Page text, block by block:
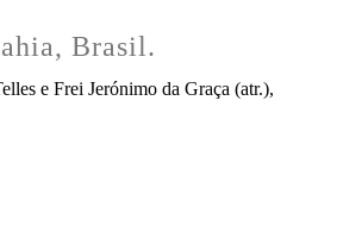
Brasil.
e Frei Jerónimo da Graça (atr.),